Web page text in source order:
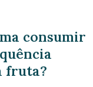
consumir
fruta?